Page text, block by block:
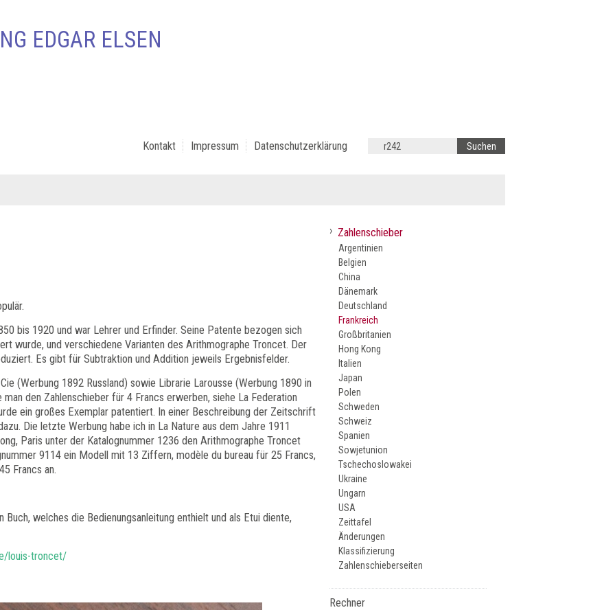
EDGAR ELSEN
Kontakt Impressum Datenschutzerklärung
bis 1920 und war Lehrer und Erfinder. Seine Patente bezogen sich
wurde, und verschiedene Varianten des Arithmographe Troncet. Der
Es gibt für Subtraktion und Addition jeweils Ergebnisfelder.
(Werbung 1892 Russland) sowie Librarie Larousse (Werbung 1890 in
den Zahlenschieber für 4 Francs erwerben, siehe La Federation
ein großes Exemplar patentiert. In einer Beschreibung der Zeitschrift
Die letzte Werbung habe ich in La Nature aus dem Jahre 1911
Paris unter der Katalognummer 1236 den Arithmographe Troncet
9114 ein Modell mit 13 Ziffern, modèle du bureau für 25 Francs,
Francs an.
welches die Bedienungsanleitung enthielt und als Etui diente,
louis-troncet/
› Zahlenschieber
Argentinien
Belgien
China
Dänemark
Deutschland
Frankreich
Großbritanien
Hong Kong
Italien
Japan
Polen
Schweden
Schweiz
Spanien
Sowjetunion
Tschechoslowakei
Ukraine
Ungarn
USA
Zeittafel
Änderungen
Klassifizierung
Zahlenschieberseiten
Rechner